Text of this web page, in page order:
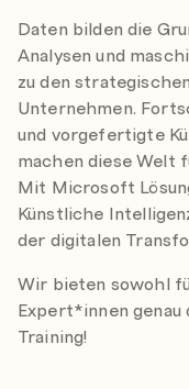
Daten bilden die
Analysen und
zu den
Unternehmen.
und vorgefertigte
machen diese Welt
Mit Microsoft
Künstliche
der digitalen
Wir bieten sowohl
Expert*innen genau
Training!